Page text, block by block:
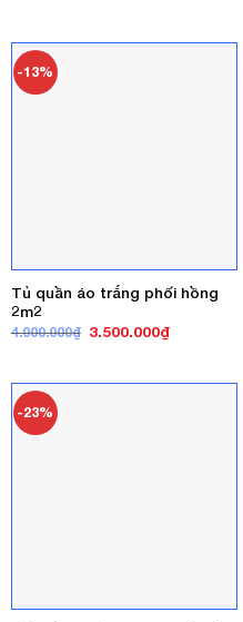
-13%
Tủ quần áo trắng phối hồng
2m2
4.000.000₫ Giá
3.500.000₫Giá
3.500.000₫.
-23%